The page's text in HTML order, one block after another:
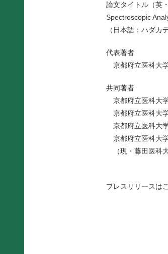
論文タイトル（英・
Spectroscopic
（日本語：ハダカ
代表著者
京都府立医科大
共同著者
京都府立医科大
京都府立医科大
京都府立医科
京都府立医科
（現・藤田医科
プレスリリースは